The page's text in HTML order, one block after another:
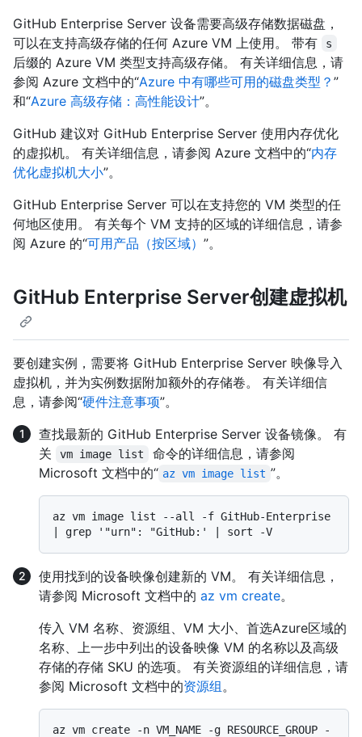
GitHub Enterprise Server 设备需要高级存储数据磁盘，
可以在支持高级存储的任何 Azure VM 上使用。 带有
s
后缀的 Azure VM 类型支持高级存储。 有关详细信息，请
参阅 Azure 文档中的“Azure 中有哪些可用的磁盘类型？ ”
和“Azure 高级存储：高性能设计”。
GitHub 建议对 GitHub Enterprise Server 使用内存优化
的虚拟机。 有关详细信息，请参阅 Azure 文档中的“内存
优化虚拟机大小”。
GitHub Enterprise Server 可以在支持您的 VM 类型的任
何地区使用。 有关每个 VM 支持的区域的详细信息，请参
阅 Azure 的“可用产品（按区域） ”。
GitHub Enterprise Server创建虚拟机
要创建实例，需要将 GitHub Enterprise Server 映像导入
虚拟机，并为实例数据附加额外的存储卷。 有关详细信
息，请参阅“硬件注意事项”。
查找最新的 GitHub Enterprise Server 设备镜像。 有
关
vm image list
命令的详细信息，请参阅
Microsoft 文档中的“ az vm image list ”。
az vm image list --all -f GitHub-Enterprise
使用找到的设备映像创建新的 VM。 有关详细信息，
请参阅 Microsoft 文档中的 az vm create。
传入 VM 名称、资源组、VM 大小、首选Azure区域的
名称、上一步中列出的设备映像 VM 的名称以及高级
存储的存储 SKU 的选项。 有关资源组的详细信息，请
参阅 Microsoft 文档中的资源组 。
az vm create -n VM_NAME -g RESOURCE_GROUP -